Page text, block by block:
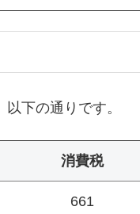
下の通りです。
消費税
661